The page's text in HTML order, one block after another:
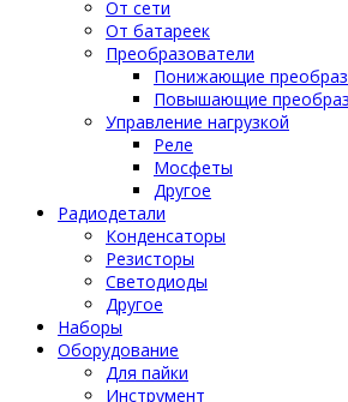
От сети
От батареек
Преобразователи
Понижающие
Повышающие
Управление нагрузкой
Реле
Мосфеты
Другое
Радиодетали
Конденсаторы
Резисторы
Светодиоды
Другое
Наборы
Оборудование
Для пайки
Инструмент